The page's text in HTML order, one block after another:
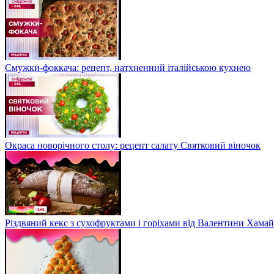
Смужки-фоккача: рецепт, натхненний італійською кухнею
Окраса новорічного столу: рецепт салату Святковий віночок
Різдвяний кекс з сухофруктами і горіхами від Валентини